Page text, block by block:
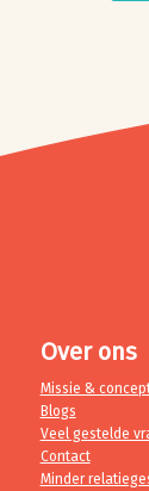
Over ons
Missie &
Blogs
Veel gestelde
Contact
Minder